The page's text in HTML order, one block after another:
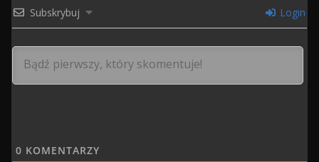
Subskrybuj Login
0 KOMENTARZY